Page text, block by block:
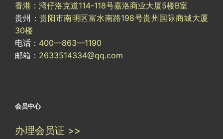
香港：湾仔洛克道114-118号嘉洛商业大厦5楼B室
贵州：贵阳市南明区富水南路198号贵州国际商城大厦
30楼
电话： 400—863—1190
邮箱： 2633514334@qq.com
会员中心
办理会员证 >>